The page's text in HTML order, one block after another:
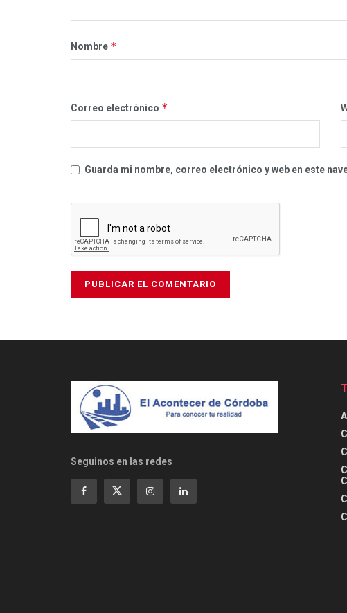
Nombre *
Correo electrónico *
Guarda mi nombre, correo electrónico y web en este
Seguinos en las redes